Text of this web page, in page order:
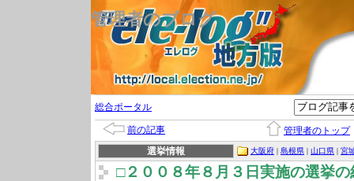
管理者のブログ
総合ポータル
前の記事
管理者のトップ
選挙情報
大阪府 | 島根県 | 山口県 | 宮
□２００８年８月３日実施の選挙の